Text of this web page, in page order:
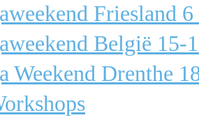
Friesland
België 15-
Weekend Drenthe